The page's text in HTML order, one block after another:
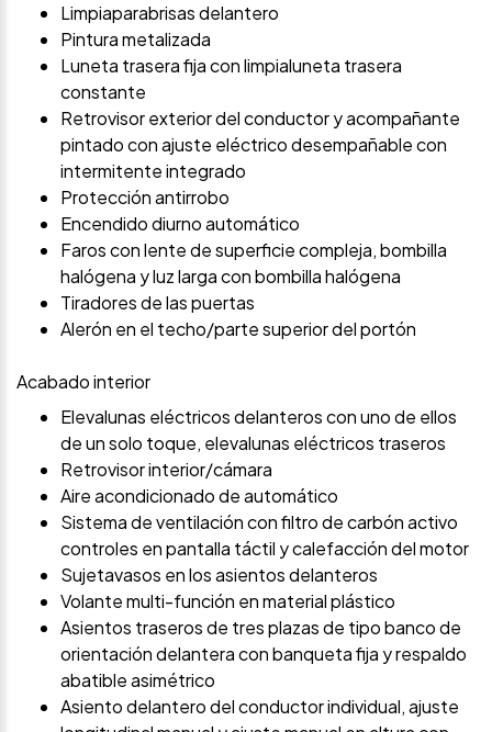
Limpiaparabrisas delantero
Pintura metalizada
Luneta trasera fija con limpialuneta trasera
constante
Retrovisor exterior del conductor y acompañante
pintado con ajuste eléctrico desempañable con
intermitente integrado
Protección antirrobo
Encendido diurno automático
Faros con lente de superficie compleja, bombilla
halógena y luz larga con bombilla halógena
Tiradores de las puertas
Alerón en el techo/parte superior del portón
Acabado interior
Elevalunas eléctricos delanteros con uno de ellos
de un solo toque, elevalunas eléctricos traseros
Retrovisor interior/cámara
Aire acondicionado de automático
Sistema de ventilación con filtro de carbón activo
controles en pantalla táctil y calefacción del motor
Sujetavasos en los asientos delanteros
Volante multi-función en material plástico
Asientos traseros de tres plazas de tipo banco de
orientación delantera con banqueta fija y respaldo
abatible asimétrico
Asiento delantero del conductor individual, ajuste